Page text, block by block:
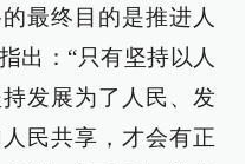
最终目的是推进人
出：“只有坚持以人
发展为了人民、发
民共享，才会有正